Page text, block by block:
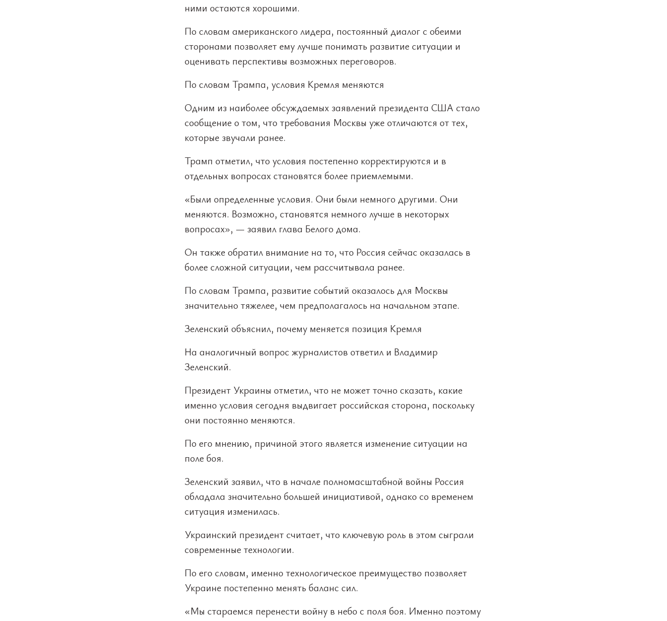
ними остаются хорошими.
По словам американского лидера, постоянный диалог с обеими
сторонами позволяет ему лучше понимать развитие ситуации и
оценивать перспективы возможных переговоров.
По словам Трампа, условия Кремля меняются
Одним из наиболее обсуждаемых заявлений президента США стало
сообщение о том, что требования Москвы уже отличаются от тех,
которые звучали ранее.
Трамп отметил, что условия постепенно корректируются и в
отдельных вопросах становятся более приемлемыми.
«Были определенные условия. Они были немного другими. Они
меняются. Возможно, становятся немного лучше в некоторых
вопросах», — заявил глава Белого дома.
Он также обратил внимание на то, что Россия сейчас оказалась в
более сложной ситуации, чем рассчитывала ранее.
По словам Трампа, развитие событий оказалось для Москвы
значительно тяжелее, чем предполагалось на начальном этапе.
Зеленский объяснил, почему меняется позиция Кремля
На аналогичный вопрос журналистов ответил и Владимир
Зеленский.
Президент Украины отметил, что не может точно сказать, какие
именно условия сегодня выдвигает российская сторона, поскольку
они постоянно меняются.
По его мнению, причиной этого является изменение ситуации на
поле боя.
Зеленский заявил, что в начале полномасштабной войны Россия
обладала значительно большей инициативой, однако со временем
ситуация изменилась.
Украинский президент считает, что ключевую роль в этом сыграли
современные технологии.
По его словам, именно технологическое преимущество позволяет
Украине постепенно менять баланс сил.
«Мы стараемся перенести войну в небо с поля боя. Именно поэтому